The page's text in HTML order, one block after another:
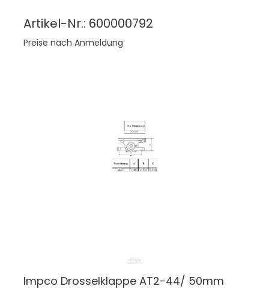
Artikel-Nr.: 600000792
Preise nach Anmeldung
Impco Drosselklappe AT2-44/ 50mm